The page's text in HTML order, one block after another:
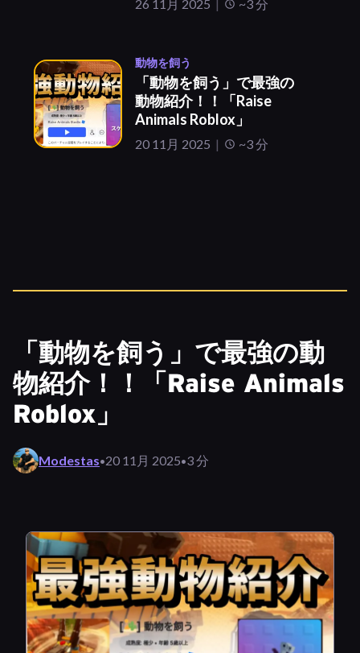
26 11月 2025 ~3 分
動物を飼う
「動物を飼う」で最強の
動物紹介！！「Raise
Animals Roblox」
20 11月 2025 ~3 分
「動物を飼う」で最強の動
物紹介！！「Raise Animals
Roblox」
Modestas·20 11月 2025·3 分